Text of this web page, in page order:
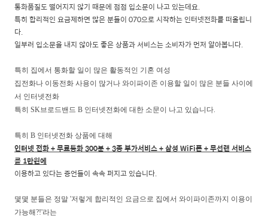
통화품질도 떨어지지 않기 때문에 점점 입소문이 나고 있는데요.
특히 합리적인 요금제하면 많은 분들이 070으로 시작하는 인터넷전화를 떠올립니
다.
일부러 입소문을 내지 않아도 좋은 상품과 서비스는 소비자가 먼저 알아봅니다.
특히 집에서 통화할 일이 많은 활동적인 기혼 여성
집전화나 이동전화 사용이 많거나 와이파이존 이용할 일이 많은 분들 사이에
서 인터넷전화
특히 SK브로드밴드 B 인터넷전화에 대한 소문이 나고 있습니다.
특히 B 인터넷전화 상품에 대해
인터넷 전화 + 무료통화 300분 + 3종 부가서비스 + 삼성 WiFi폰 + 무선랜 서비스
를 1만원에
이용하고 있다는 증언들이 속속 퍼지고 있습니다.
몇몇 분들은 정말 '저렇게 합리적인 요금으로 집에서 와이파이존까지 이용이
가능해?!'라는